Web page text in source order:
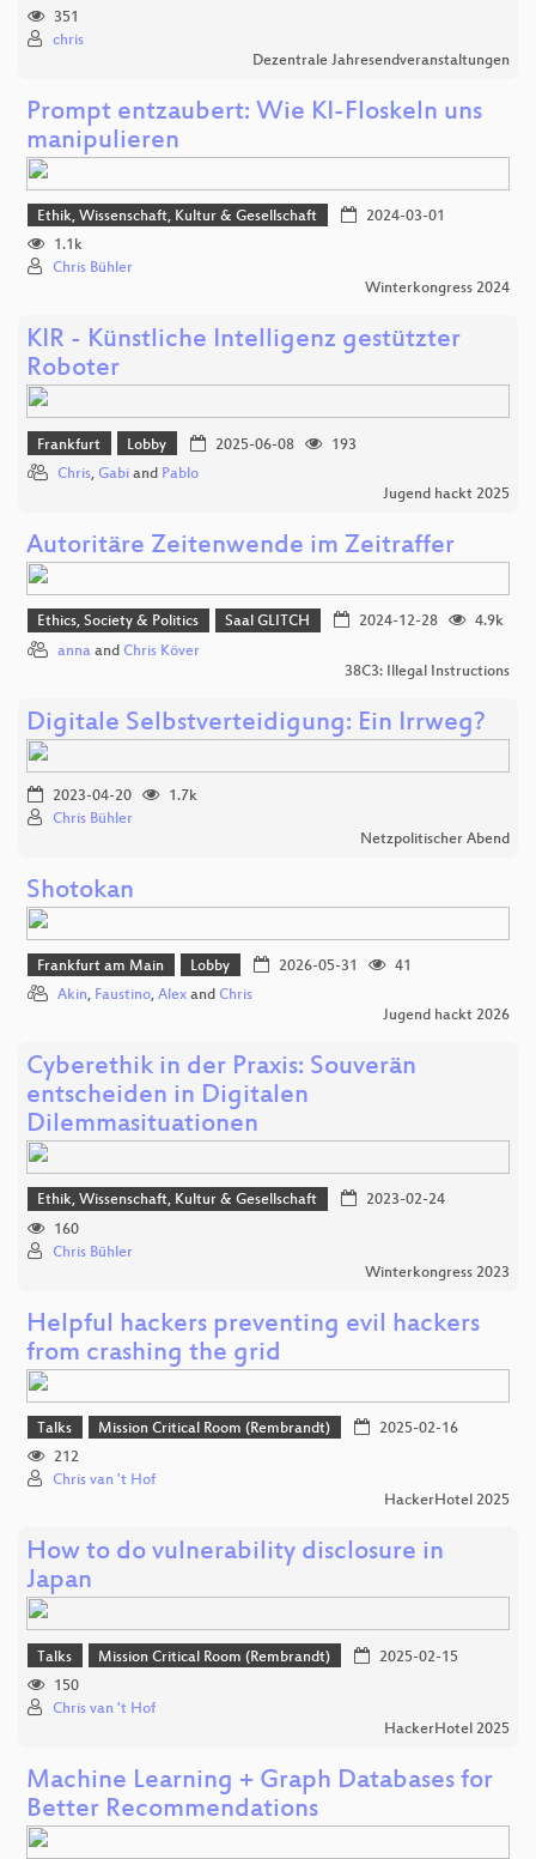
351
chris
Dezentrale Jahresendveranstaltungen
Prompt entzaubert: Wie KI-Floskeln uns
manipulieren
Ethik, Wissenschaft, Kultur & Gesellschaft
2024-03-01
1.1k
Chris Bühler
Winterkongress 2024
KIR - Künstliche Intelligenz gestützter
Roboter
Frankfurt Lobby 2025-06-08
193
Chris, Gabi and Pablo
Jugend hackt 2025
Autoritäre Zeitenwende im Zeitraffer
Ethics, Society & Politics Saal GLITCH 2024-12-28
4.9k
anna and Chris Köver
38C3: Illegal Instructions
Digitale Selbstverteidigung: Ein Irrweg?
2023-04-20
1.7k
Chris Bühler
Netzpolitischer Abend
Shotokan
Frankfurt am Main Lobby 2026-05-31
41
Akin, Faustino, Alex and Chris
Jugend hackt 2026
Cyberethik in der Praxis: Souverän
entscheiden in Digitalen
Dilemmasituationen
Ethik, Wissenschaft, Kultur & Gesellschaft
2023-02-24
160
Chris Bühler
Winterkongress 2023
Helpful hackers preventing evil hackers
from crashing the grid
Talks Mission Critical Room (Rembrandt)
2025-02-16
212
Chris van 't Hof
HackerHotel 2025
How to do vulnerability disclosure in
Japan
Talks Mission Critical Room (Rembrandt)
2025-02-15
150
Chris van 't Hof
HackerHotel 2025
Machine Learning + Graph Databases for
Better Recommendations